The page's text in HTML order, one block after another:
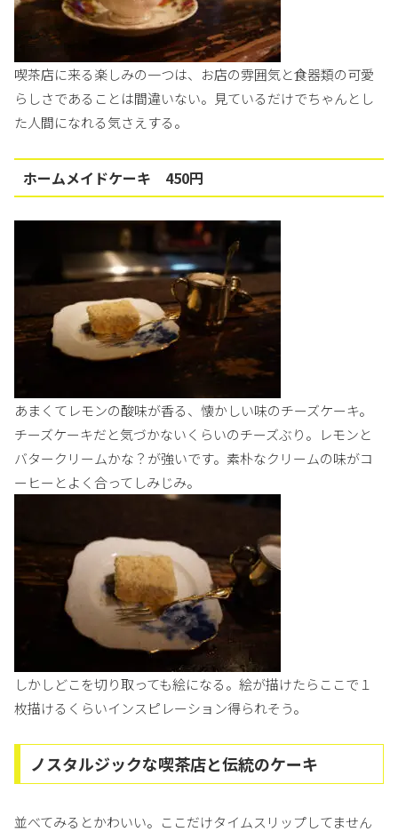
喫茶店に来る楽しみの一つは、お店の雰囲気と食器類の可愛
らしさであることは間違いない。見ているだけでちゃんとし
た人間になれる気さえする。
ホームメイドケーキ 450円
あまくてレモンの酸味が香る、懐かしい味のチーズケーキ。
チーズケーキだと気づかないくらいのチーズぶり。レモンと
バタークリームかな？が強いです。素朴なクリームの味がコ
ーヒーとよく合ってしみじみ。
しかしどこを切り取っても絵になる。絵が描けたらここで１
枚描けるくらいインスピレーション得られそう。
ノスタルジックな喫茶店と伝統のケーキ
並べてみるとかわいい。ここだけタイムスリップしてません